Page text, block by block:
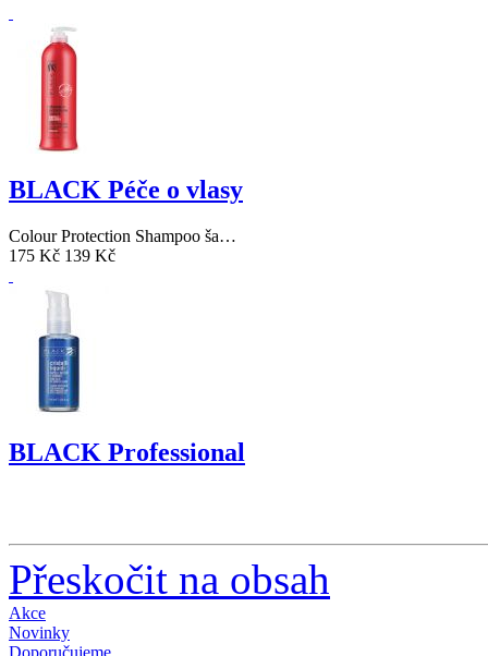
BLACK Péče o vlasy
Colour Protection Shampoo ša…
175 Kč 139 Kč
BLACK Professional
Přeskočit na obsah
Akce
Novinky